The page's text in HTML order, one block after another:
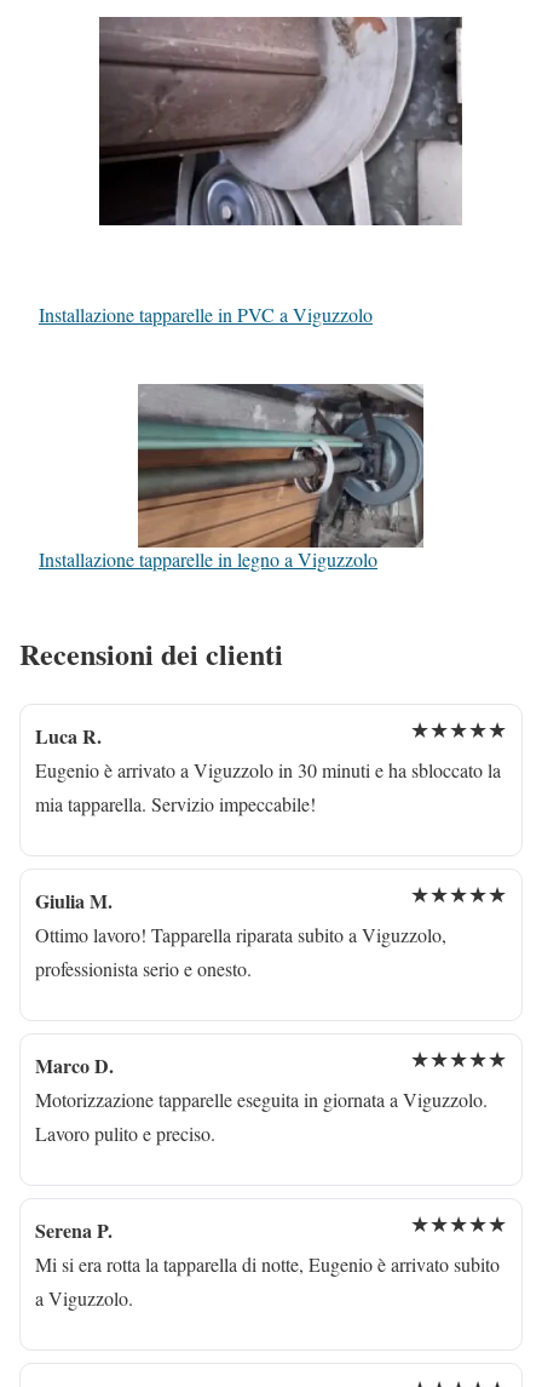
Installazione tapparelle in PVC a Viguzzolo
Installazione tapparelle in legno a Viguzzolo
Recensioni dei clienti
Luca R. ★★★★★
Eugenio è arrivato a Viguzzolo in 30 minuti e ha sbloccato la
mia tapparella. Servizio impeccabile!
Giulia M. ★★★★★
Ottimo lavoro! Tapparella riparata subito a Viguzzolo,
professionista serio e onesto.
Marco D. ★★★★★
Motorizzazione tapparelle eseguita in giornata a Viguzzolo.
Lavoro pulito e preciso.
Serena P. ★★★★★
Mi si era rotta la tapparella di notte, Eugenio è arrivato subito
a Viguzzolo.